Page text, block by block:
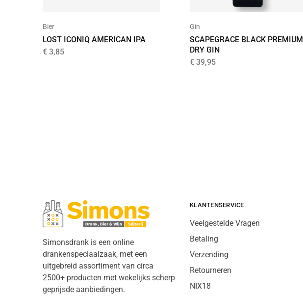
Bier
LOST ICONIQ AMERICAN IPA
€ 3,85
Gin
SCAPEGRACE BLACK PREMIUM
DRY GIN
€ 39,95
Simonsdrank is een online
drankenspeciaalzaak, met een
uitgebreid assortiment van circa
2500+ producten met wekelijks scherp
geprijsde aanbiedingen.
KLANTENSERVICE
Veelgestelde Vragen
Betaling
Verzending
Retourneren
NIX18